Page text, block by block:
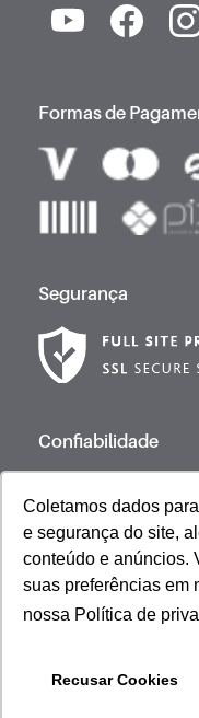
Coletamos dados
e segurança do site,
conteúdo e anúncios.
suas preferências em
nossa Política de
Recusar Cookies
Formas de
Segurança
Confiabilidade
Copyright © 2023
- Todos
Sob gestão de: Scienza